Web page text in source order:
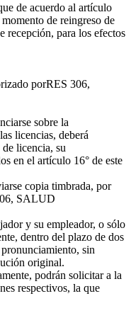
de acuerdo al artículo
de reingreso de
recepción, para los efectos
porRES 306,
sobre la
licencias, deberá
licencia, su
en el artículo 16° de este
copia timbrada, por
SALUD
y su empleador, o sólo
dentro del plazo de dos
sin
original.
podrán solicitar a la
respectivos, la que